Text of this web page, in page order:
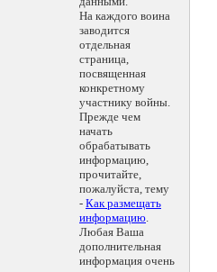
На каждого воина
заводится
отдельная
страница,
посвященная
конкретному
участнику войны.
Прежде чем
начать
обрабатывать
информацию,
прочитайте,
пожалуйста, тему
- Как размещать
информацию.
Любая Ваша
дополнительная
информация очень